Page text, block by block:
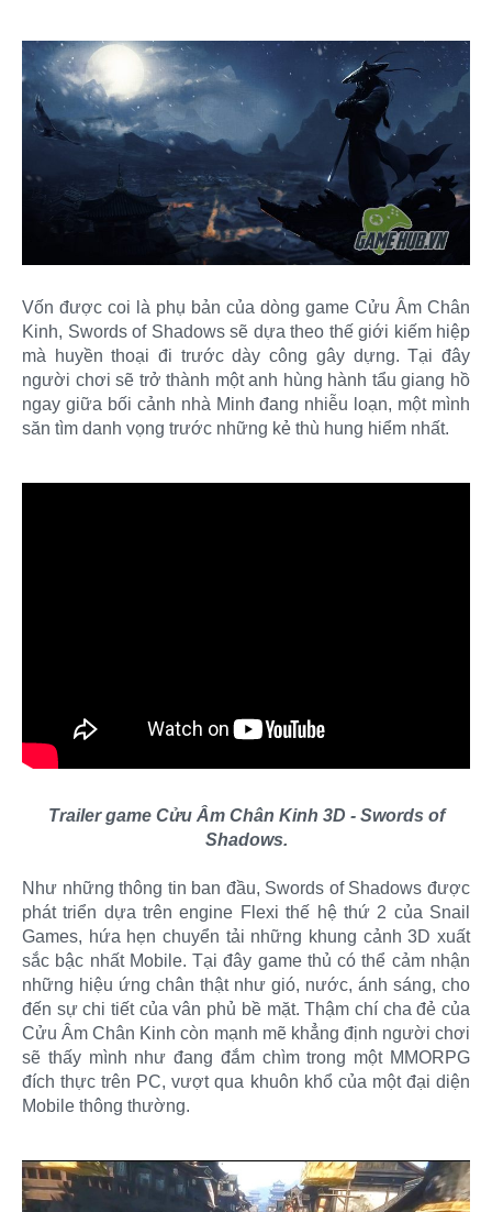
Vốn được coi là phụ bản của dòng game Cửu Âm Chân
Kinh, Swords of Shadows sẽ dựa theo thế giới kiếm hiệp
mà huyền thoại đi trước dày công gây dựng. Tại đây
người chơi sẽ trở thành một anh hùng hành tẩu giang hồ
ngay giữa bối cảnh nhà Minh đang nhiễu loạn, một mình
săn tìm danh vọng trước những kẻ thù hung hiểm nhất.
Trailer game Cửu Âm Chân Kinh 3D - Swords of
Shadows.
Như những thông tin ban đầu, Swords of Shadows được
phát triển dựa trên engine Flexi thế hệ thứ 2 của Snail
Games, hứa hẹn chuyển tải những khung cảnh 3D xuất
sắc bậc nhất Mobile. Tại đây game thủ có thể cảm nhận
những hiệu ứng chân thật như gió, nước, ánh sáng, cho
đến sự chi tiết của vân phủ bề mặt. Thậm chí cha đẻ của
Cửu Âm Chân Kinh còn mạnh mẽ khẳng định người chơi
sẽ thấy mình như đang đắm chìm trong một MMORPG
đích thực trên PC, vượt qua khuôn khổ của một đại diện
Mobile thông thường.